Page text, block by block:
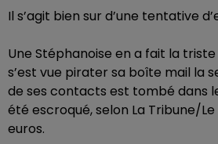
Il s’agit bien sur d’une tentative
Une Stéphanoise en a fait la
s’est vue pirater sa boîte mail la
de ses contacts est tombé dans
été escroqué, selon La Tribune/Le
euros.